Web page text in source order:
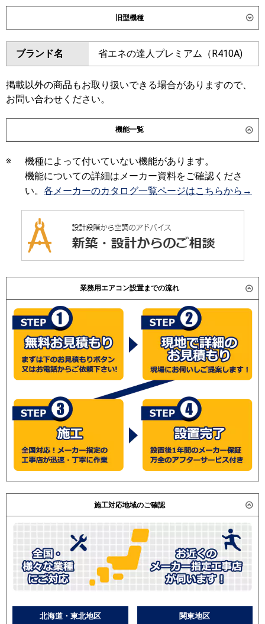
ダイキン
東芝
三菱電機
日立
三菱重工
旧型機種
ダイキン
東芝
三菱電機
パナソニック
ブランド名 省エネの達人プレミアム（R410A)
掲載以外の商品もお取り扱いできる場合がありますので、
お問い合わせください。
機能一覧
※
機種によって付いていない機能があります。
機能についての詳細はメーカー資料をご確認くださ
い。 各メーカーのカタログ一覧ページはこちらから→
業務用エアコン設置までの流れ
施工対応地域のご確認
北海道・東北地区 関東地区